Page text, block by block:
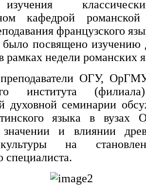
кафедрой
французского
было посвящено изучению
рамках недели романских
ОГУ,
института
духовной семинарии
языка в вузах
и влиянии
на
специалиста.